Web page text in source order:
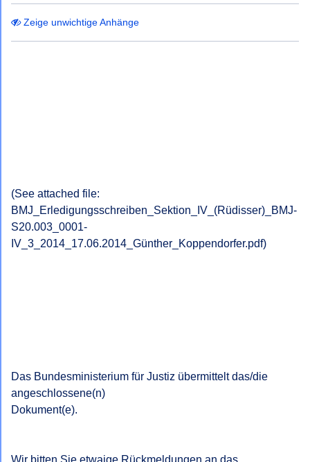
Zeige unwichtige Anhänge
(See attached file:
BMJ_Erledigungsschreiben_Sektion_IV_(Rüdisser)_BMJ-
S20.003_0001-
IV_3_2014_17.06.2014_Günther_Koppendorfer.pdf)
Das Bundesministerium für Justiz übermittelt das/die
angeschlossene(n)
Dokument(e).
Wir bitten Sie etwaige Rückmeldungen an das